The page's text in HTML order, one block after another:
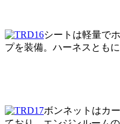
シートは軽量で
プを装備。ハーネスとも
ボンネットはカ